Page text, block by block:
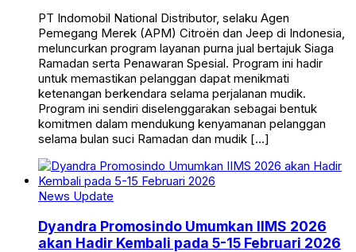
PT Indomobil National Distributor, selaku Agen
Pemegang Merek (APM) Citroën dan Jeep di Indonesia,
meluncurkan program layanan purna jual bertajuk Siaga
Ramadan serta Penawaran Spesial. Program ini hadir
untuk memastikan pelanggan dapat menikmati
ketenangan berkendara selama perjalanan mudik.
Program ini sendiri diselenggarakan sebagai bentuk
komitmen dalam mendukung kenyamanan pelanggan
selama bulan suci Ramadan dan mudik […]
News Update
Dyandra Promosindo Umumkan IIMS 2026
akan Hadir Kembali pada 5-15 Februari 2026